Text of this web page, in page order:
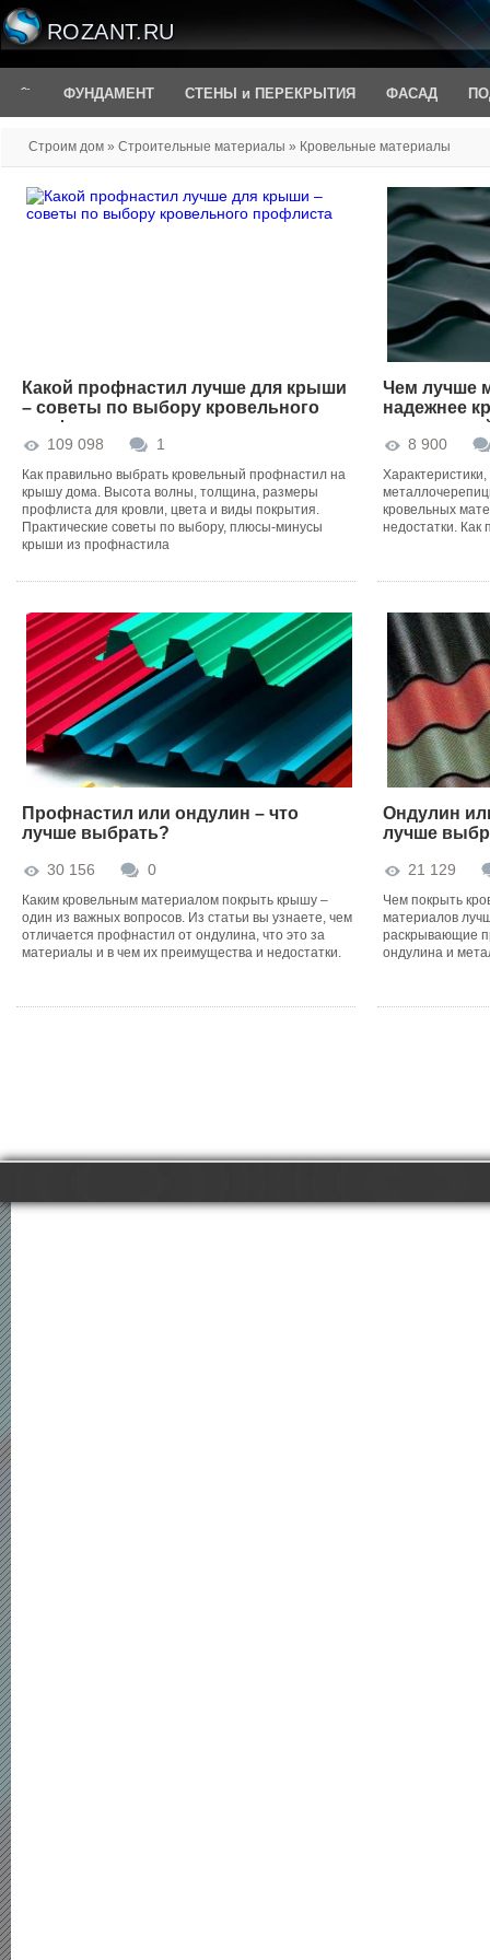
ROZANT.RU
ФУНДАМЕНТ СТЕНЫ и ПЕРЕКРЫТИЯ ФАСАД
Строим дом » Строительные материалы » Кровельные материалы
Какой профнастил лучше для крыши
– советы по выбору кровельного
профлиста
109 098 1
Как правильно выбрать кровельный профнастил на
крышу дома. Высота волны, толщина, размеры
профлиста для кровли, цвета и виды покрытия.
Практические советы по выбору, плюсы-минусы
крыши из профнастила
Чем лучше
надежнее
8 900
Характеристики,
кровельных
недостатки. Как
Профнастил или ондулин – что
лучше выбрать?
30 156 0
Каким кровельным материалом покрыть крышу –
один из важных вопросов. Из статьи вы узнаете, чем
отличается профнастил от ондулина, что это за
материалы и в чем их преимущества и недостатки.
Ондулин
лучше
21 129
Чем покрыть
материалов
раскрывающие
ондулина и